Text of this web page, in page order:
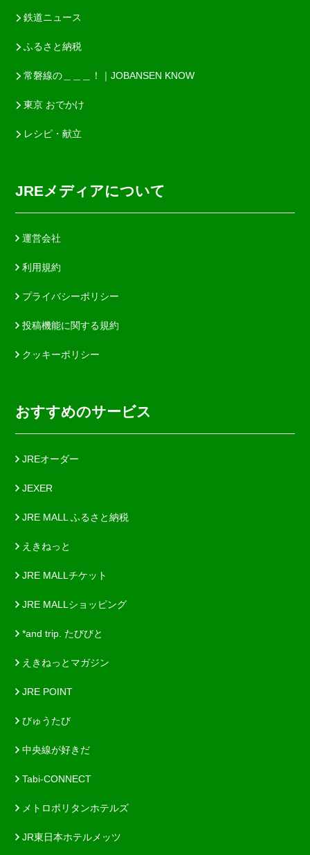
鉄道ニュース
ふるさと納税
常磐線の＿＿＿！｜JOBANSEN KNOW
東京 おでかけ
レシピ・献立
JREメディアについて
運営会社
利用規約
プライバシーポリシー
投稿機能に関する規約
クッキーポリシー
おすすめのサービス
JREオーダー
JEXER
JRE MALL ふるさと納税
えきねっと
JRE MALLチケット
JRE MALLショッピング
*and trip. たびびと
えきねっとマガジン
JRE POINT
びゅうたび
中央線が好きだ
Tabi-CONNECT
メトロポリタンホテルズ
JR東日本ホテルメッツ